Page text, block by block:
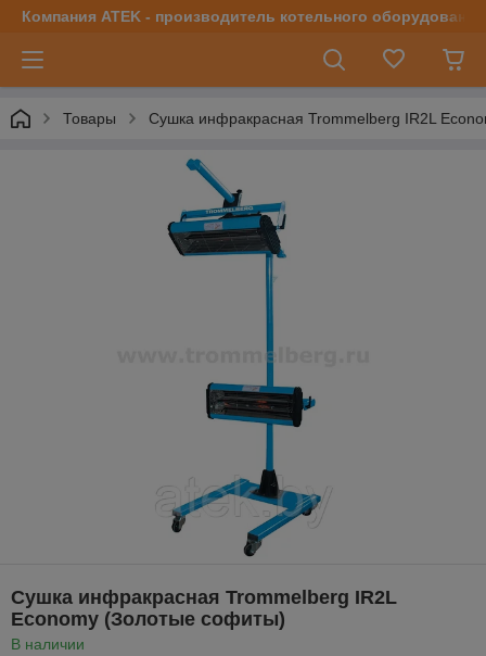
Компания ATEK - производитель котельного оборудования
Товары Сушка инфракрасная Trommelberg IR2L
Сушка инфракрасная Trommelberg IR2L
Economy (Золотые софиты)
В наличии